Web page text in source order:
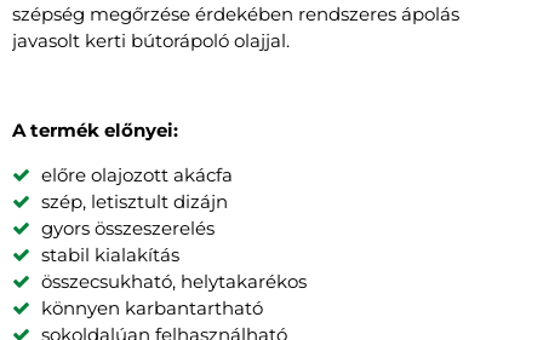
szépség megőrzése érdekében rendszeres ápolás
javasolt kerti bútorápoló olajjal.
A termék előnyei:
előre olajozott akácfa
szép, letisztult dizájn
gyors összeszerelés
stabil kialakítás
összecsukható, helytakarékos
könnyen karbantartható
sokoldalúan felhasználható